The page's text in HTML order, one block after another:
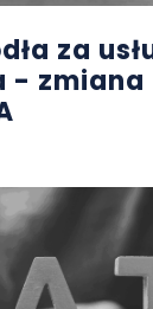
za
- zmiana